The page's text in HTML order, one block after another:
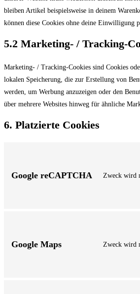
bleiben Artikel beispielsweise in deinem
können diese Cookies ohne deine Einwilligung
5.2 Marketing- / Tracking-
Marketing- / Tracking-Cookies sind Cookies
lokalen Speicherung, die zur Erstellung von
werden, um Werbung anzuzeigen oder den
über mehrere Websites hinweg für ähnliche
6. Platzierte Cookies
Google reCAPTCHA Zweck wird
Google Maps Zweck wird